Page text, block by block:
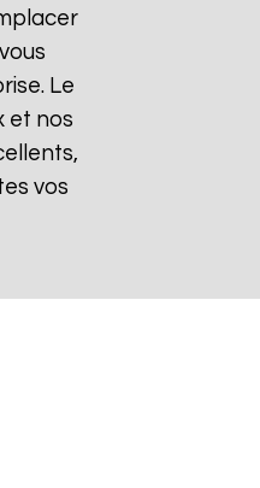
Le
et nos
vos